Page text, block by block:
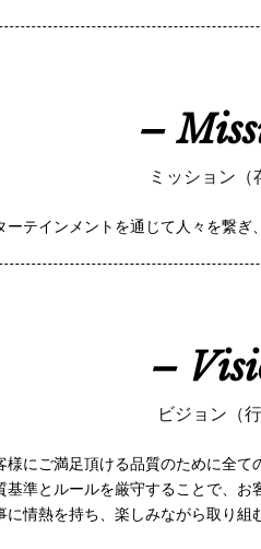
–
ミッション（
ーテインメントを通じて人々を繋
–
ビジョン（
様にご満足頂ける品質のため
基準とルールを厳守すること
に情熱を持ち、楽しみながら取り